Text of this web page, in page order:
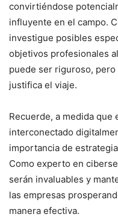
convirtiéndose
influyente en ‌el campo.
investigue posibles
objetivos profesionales
puede ser ⁣riguroso,
justifica el viaje.
Recuerde, a medida que
interconectado
importancia de
Como⁤ experto en
serán invaluables y
las empresas
manera efectiva.